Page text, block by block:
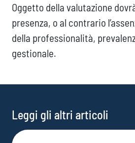
Oggetto della valutazione
presenza, o al contrario
della professionalità,
gestionale.
Leggi gli altri articoli